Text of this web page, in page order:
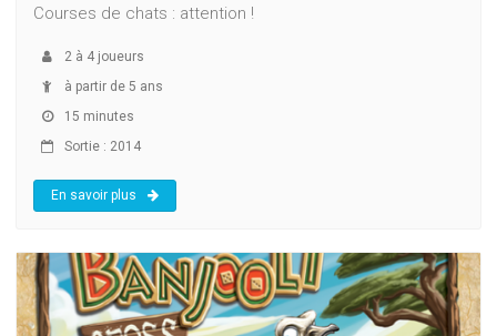
Courses de chats : attention !
2 à 4 joueurs
à partir de 5 ans
15 minutes
Sortie : 2014
En savoir plus